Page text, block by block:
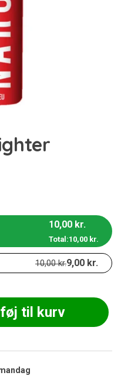
10,00 kr.
Total:10,00 kr.
10,00kr.9,00 kr.
til kurv